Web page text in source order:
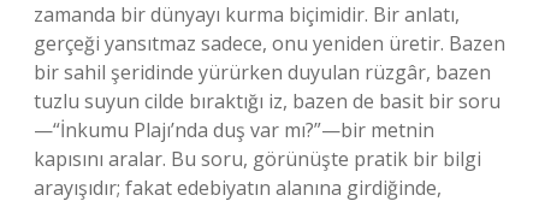
zamanda bir dünyayı kurma biçimidir. Bir anlatı,
gerçeği yansıtmaz sadece, onu yeniden üretir. Bazen
bir sahil şeridinde yürürken duyulan rüzgâr, bazen
tuzlu suyun cilde bıraktığı iz, bazen de basit bir soru
—“İnkumu Plajı’nda duş var mı?”—bir metnin
kapısını aralar. Bu soru, görünüşte pratik bir bilgi
arayışıdır; fakat edebiyatın alanına girdiğinde,